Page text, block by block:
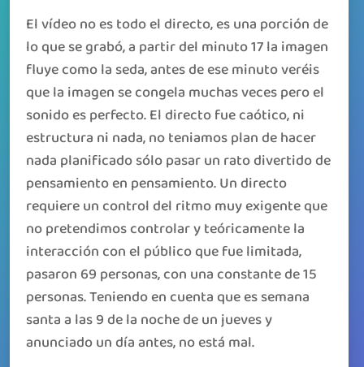
El vídeo no es todo el directo, es una porción de
lo que se grabó, a partir del minuto 17 la imagen
fluye como la seda, antes de ese minuto veréis
que la imagen se congela muchas veces pero el
sonido es perfecto. El directo fue caótico, ni
estructura ni nada, no teniamos plan de hacer
nada planificado sólo pasar un rato divertido de
pensamiento en pensamiento. Un directo
requiere un control del ritmo muy exigente que
no pretendimos controlar y teóricamente la
interacción con el público que fue limitada,
pasaron 69 personas, con una constante de 15
personas. Teniendo en cuenta que es semana
santa a las 9 de la noche de un jueves y
anunciado un día antes, no está mal.